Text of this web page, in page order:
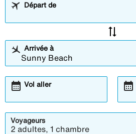
Départ de
sync_alt
Arrivée à
Vol aller
calendar_month calendar_month
Voyageurs
2 adultes, 1 chambre